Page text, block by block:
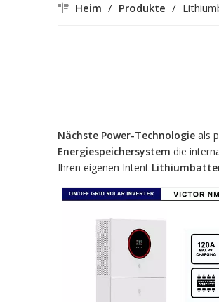
Heim / Produkte /
Nächste Power-Technologie als
Energiespeichersystem die
Ihren eigenen Intent